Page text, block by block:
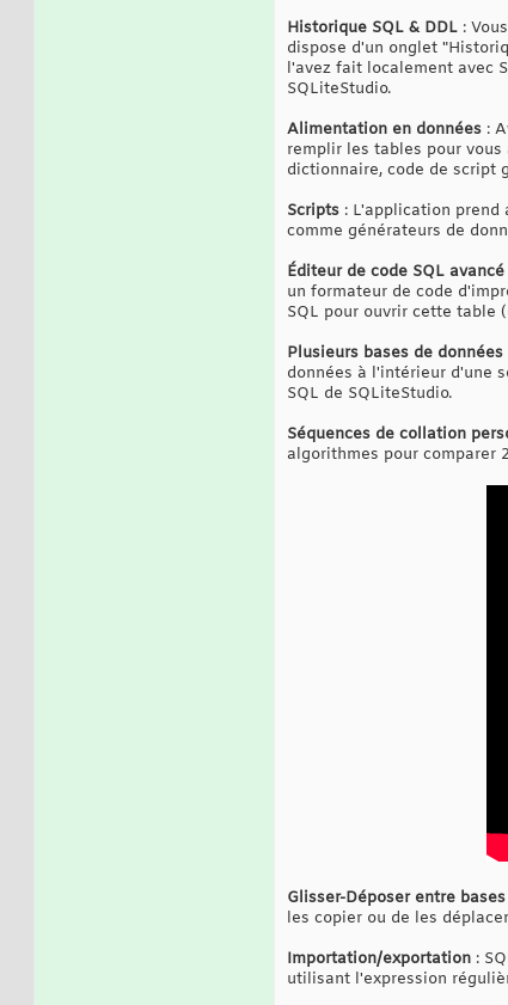
Historique SQL & DDL :
dispose d'un onglet
l'avez fait localement avec
SQLiteStudio.
Alimentation en données :
remplir les tables pour
dictionnaire, code de script
Scripts : L'application prend
comme générateurs de
Éditeur de code SQL avancé
un formateur de code
SQL pour ouvrir cette table
Plusieurs bases de
données à l'intérieur d'une
SQL de SQLiteStudio.
Séquences de collation
algorithmes pour comparer
Glisser-Déposer entre
les copier ou de les
Importation/exportation :
utilisant l'expression